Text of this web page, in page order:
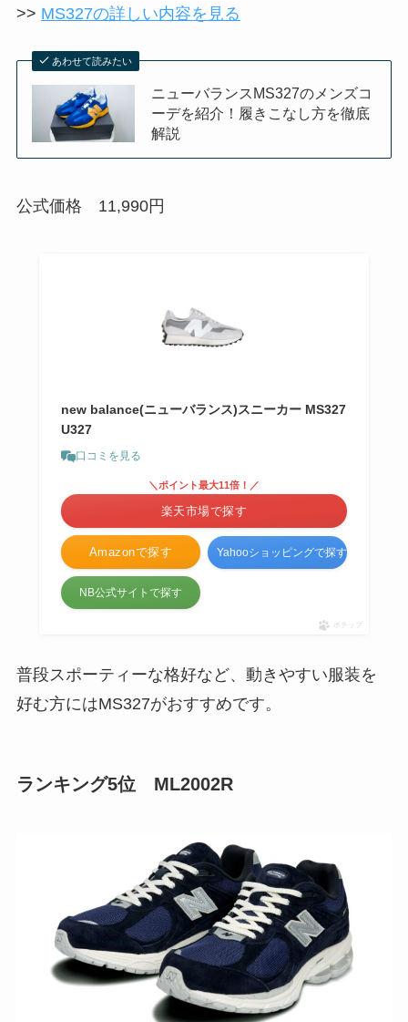
>> MS327の詳しい内容を見る
あわせて読みたい
ニューバランスMS327のメンズコ
ーデを紹介！履きこなし方を徹底
解説
公式価格 11,990円
new balance(ニューバランス)スニーカー MS327
U327
口コミを見る
Amazonで探す
＼ポイント最大11倍！／
楽天市場で探す
Yahooショッピングで探す
NB公式サイトで探す
ポチップ
普段スポーティーな格好など、動きやすい服装を
好む方にはMS327がおすすめです。
ランキング5位 ML2002R